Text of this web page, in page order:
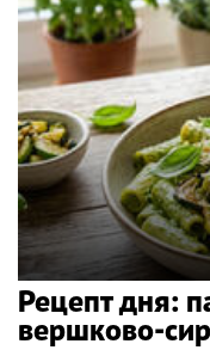
Рецепт дня:
вершково-